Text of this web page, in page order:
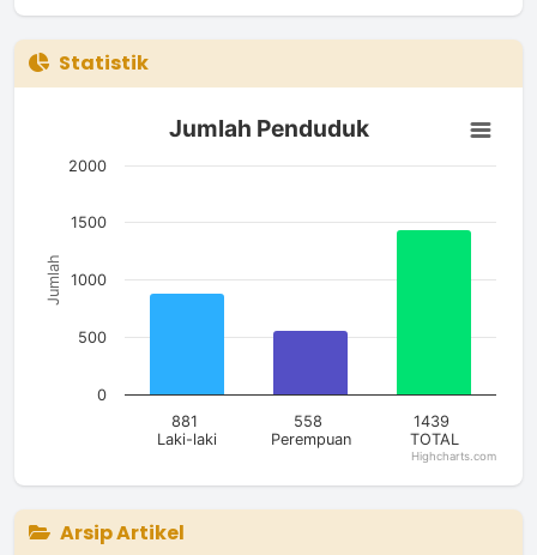
Statistik
Jumlah Penduduk
Bar chart with 3 bars.
The chart has 1 X axis displaying categories.
Jumlah
Jumlah Penduduk
881
Laki-laki
558
Perempuan
1439
TOTAL
0
500
1000
1500
2000
Highcharts.com
Arsip Artikel